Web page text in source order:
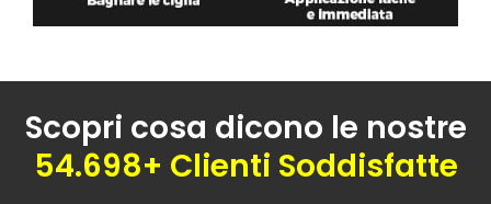
Scopri cosa dicono le nostre
54.698+ Clienti Soddisfatte